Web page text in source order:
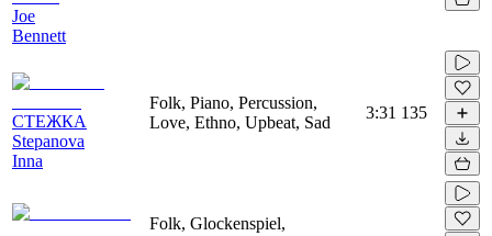
Joe
Bennett
СТЕЖКА
Stepanova
Inna
Folk, Piano, Percussion,
Love, Ethno, Upbeat, Sad
3:31 135
Folk, Glockenspiel,